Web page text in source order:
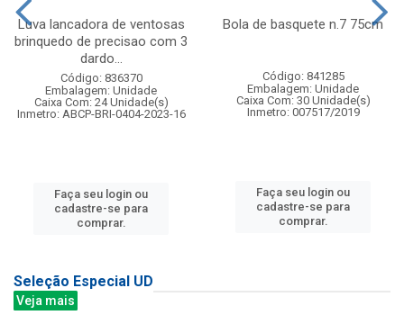
Luva lancadora de ventosas
brinquedo de precisao com 3
dardo...
Código: 836370
Embalagem: Unidade
Caixa Com: 24 Unidade(s)
Inmetro: ABCP-BRI-0404-2023-16
Faça seu login ou
cadastre-se para
comprar.
Bola de basquete n.7 75cm
Código: 841285
Embalagem: Unidade
Caixa Com: 30 Unidade(s)
Inmetro: 007517/2019
Faça seu login ou
cadastre-se para
comprar.
Seleção Especial UD
Veja mais